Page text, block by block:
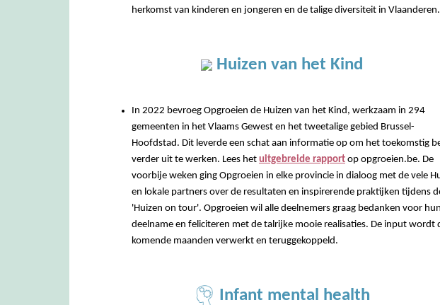
herkomst van kinderen en jongeren en de talige diversiteit in Vlaanderen.
Huizen van het Kind
In 2022 bevroeg Opgroeien de Huizen van het Kind, werkzaam in 294
gemeenten in het Vlaams Gewest en het tweetalige gebied Brussel-
Hoofdstad. Dit leverde een schat aan informatie op om het toekomstig
verder uit te werken. Lees het uitgebreide rapport op opgroeien.be. De
voorbije weken ging Opgroeien in elke provincie in dialoog met de vele
en lokale partners over de resultaten en inspirerende praktijken tijdens
'Huizen on tour'. Opgroeien wil alle deelnemers graag bedanken voor hun
deelname en feliciteren met de talrijke mooie realisaties. De input wordt
komende maanden verwerkt en teruggekoppeld.
Infant mental health